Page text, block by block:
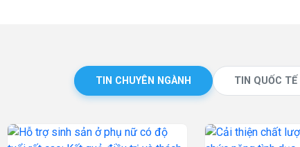
TIN CHUYÊN NGÀNH TIN QUỐC TẾ